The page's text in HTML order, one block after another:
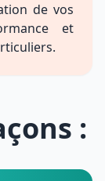
de vos
et
: